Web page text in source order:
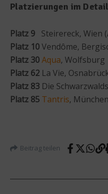
Platzierungen im Detail
Platz 9 Steirereck, Wien
Platz 10Vendôme,
Platz 30Aqua, Wolfsburg
Platz 62 La Vie,
Platz 83 Die
Platz 85 Tantris, München
Beitrag teilen